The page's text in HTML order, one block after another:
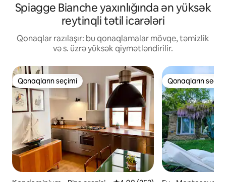
Spiagge Bianche yaxınlığında ən yüksək
reytinqli tətil icarələri
Qonaqlar razılaşır: bu qonaqlamalar mövqe, təmizlik
və s. üzrə yüksək qiymətləndirilir.
Qonaqların seçimi
Qonaqların seçimi Qonaqların
Qonaqların